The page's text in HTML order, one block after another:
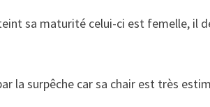
sa maturité celui-ci est femelle, il
la surpêche car sa chair est très